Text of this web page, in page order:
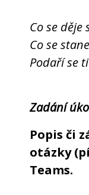
Co se
Co se
Podaří se
Zadání
Popis či
otázky
Teams.